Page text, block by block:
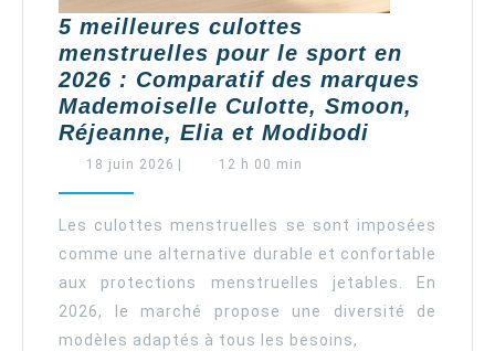
5 meilleures culottes
menstruelles pour le sport en
2026 : Comparatif des marques
Mademoiselle Culotte, Smoon,
Réjeanne, Elia et Modibodi
pour
le
sport
en
18 juin 2026 18
12 h 00 min
Les culottes menstruelles se sont imposées
comme une alternative durable et confortable
aux protections menstruelles jetables. En
2026, le marché propose une diversité de
modèles adaptés à tous les besoins,